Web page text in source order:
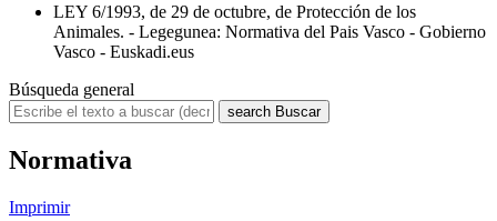
LEY 6/1993, de 29 de octubre, de Protección de los
Animales. - Legegunea: Normativa del Pais Vasco - Gobierno
Vasco - Euskadi.eus
Búsqueda general
search Buscar
Normativa
Imprimir